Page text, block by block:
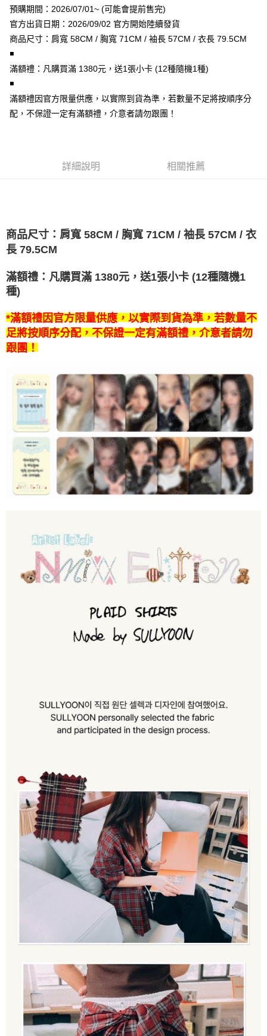
Apple Pay
街口支付
悠遊付
AFTEE先享後付
相關說明
【關於「AFTEE先享後付」】
AFTEE先享後付是「在收到商品之後才付款」的支付方式。 讓您購物簡單
ATM／網路銀行／等多元方式進行付款，方視為交易完成。
※ 請注意：結帳手續完成當下不需立刻繳費，但若您需要取消訂單，請聯絡
購買商品的店家。未經商家同意取消之訂單仍視為有效，需透過AFTEE先享
※ 交易是否成功請以「AFTEE先享後付 」之結帳頁面顯示為準，若有關於
是否繳費成功／繳費後需取消欲退款等相關疑問，請聯繫「AFTEE先享後付
客戶支援中心」
【注意事項】
１．透過由恩沛科技股份有限公司提供之「AFTEE先享後付」服務完成之交
易，需依本服務之必要範圍內提供個人資料，並將交易相關給付款項請求債
權轉讓予恩沛科技股份有限公司。
３．未成年的使用者請事先徵得法定代理人或監護人之同意方可使用
「AFTEE先享後付」，若未經同意申辦者引起之損失，本公司不負相關責
４．使用「AFTEE先享後付」時，將依據個別帳號之用戶狀況，依本公司即
時審查核予不同之上限額度；若仍有額度不足之情形，本公司將視審查結果
請求用戶進行身份認證。
５．嚴禁一人註冊多個帳號或使用他人資訊註冊。若發現惡意使用之情形，
恩沛科技股份有限公司將有權停止該用戶之使用額度並採取法律行動。
ATM付款
7-11取貨付款
每筆NT$60，滿NT$1,599(含以上)免運費
付款後7-11取貨
每筆NT$60，滿NT$1,599(含以上)免運費
新竹貨運
每筆NT$90
宅配 (離島)
付款後門市自取
免運費
亞洲國家/地區配送 查看運費
北美國家/地區配送 查看運費
歐洲國家/地區配送 查看運費
預購期間：2026/07/01~ (可能會提前售完)
官方出貨日期：2026/09/02 官方開始陸續發貨
商品尺寸：肩寬 58CM / 胸寬 71CM / 袖長 57CM / 衣長 79.5CM
◾
️滿額禮：凡購買滿 1380元，送1張小卡 (12種隨機1種)
◾
️滿額禮因官方限量供應，以實際到貨為準，若數量不足將按順序分
配，不保證一定有滿額禮，介意者請勿跟團！
詳細說明 相關推薦
商品尺寸：肩寬 58CM / 胸寬 71CM / 袖長 57CM / 衣
長 79.5CM
滿額禮：凡購買滿 1380元，送1張小卡 (12種隨機1
種)
*滿額禮因官方限量供應，以實際到貨為準，若數量不
足將按順序分配，不保證一定有滿額禮，介意者請勿
跟團！